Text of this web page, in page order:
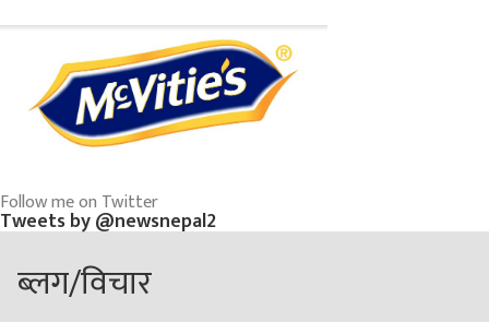
Follow me on Twitter
Tweets by @newsnepal2
ब्लग/विचार